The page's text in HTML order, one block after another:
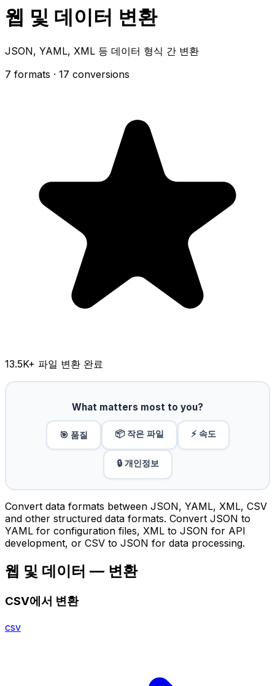
웹 및 데이터 변환
JSON, YAML, XML 등 데이터 형식 간 변환
7 formats · 17 conversions
13.5K+ 파일 변환 완료
What matters most to you?
🎯 품질 📦 작은 파일 ⚡ 속도
🔒 개인정보
Convert data formats between JSON, YAML, XML, CSV
and other structured data formats. Convert JSON to
YAML for configuration files, XML to JSON for API
development, or CSV to JSON for data processing.
웹 및 데이터 — 변환
CSV에서 변환
csv